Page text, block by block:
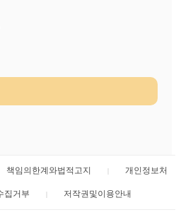
책임의한계와법적고지 개인정보처
집거부 저작권및이용안내